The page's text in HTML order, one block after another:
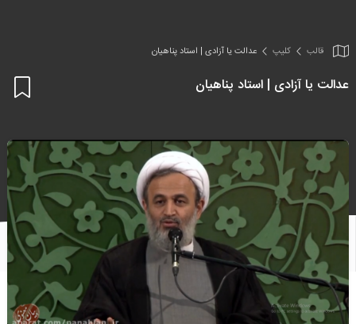
قالب کلیپ عدالت یا آزادی | استاد پناهیان
عدالت یا آزادی | استاد پناهیان